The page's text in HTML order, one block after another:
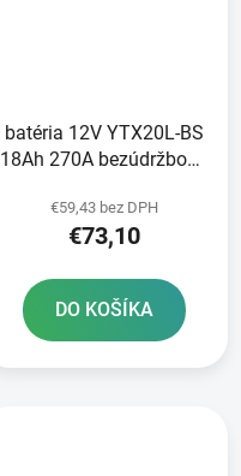
batéria 12V YTX20L-BS
18Ah 270A bezúdržbová
FULBATvrátane
elektrolytu
€59,43 bez DPH
€73,10
DO KOŠÍKA